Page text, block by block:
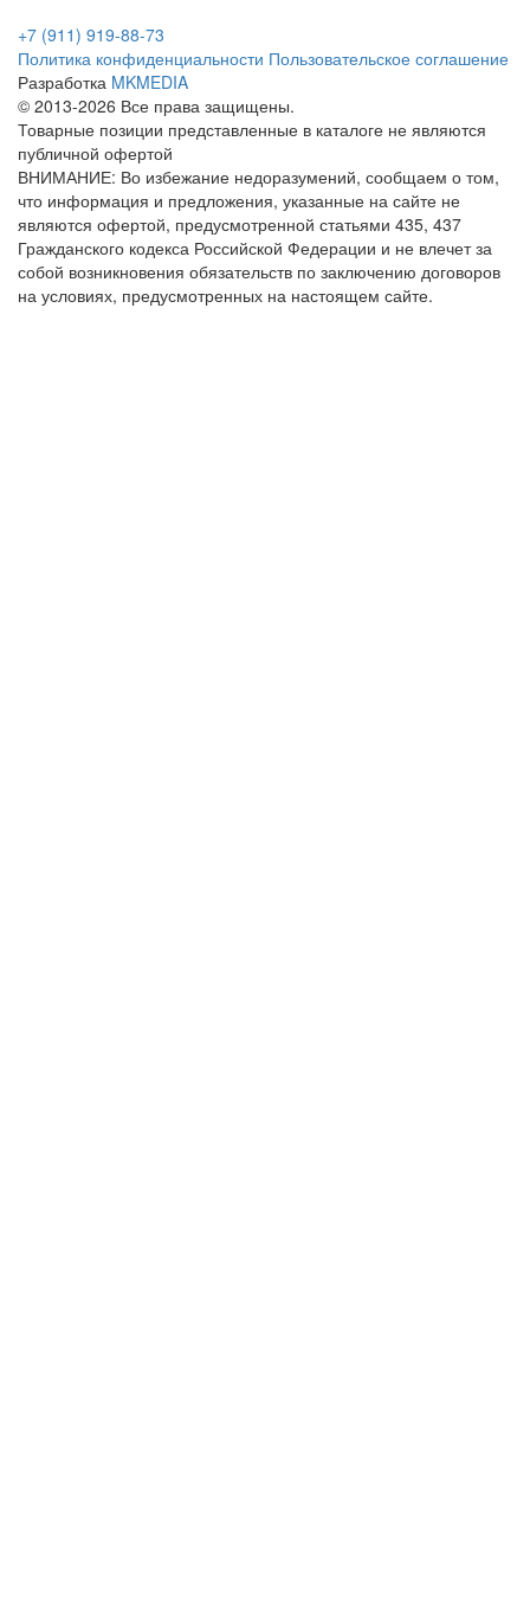
+7 (911) 919-88-73
Политика конфиденциальности Пользовательское соглашение
Разработка MKMEDIA
© 2013-2026 Все права защищены.
Товарные позиции представленные в каталоге не являются
публичной офертой
ВНИМАНИЕ: Во избежание недоразумений, сообщаем о том,
что информация и предложения, указанные на сайте не
являются офертой, предусмотренной статьями 435, 437
Гражданского кодекса Российской Федерации и не влечет за
собой возникновения обязательств по заключению договоров
на условиях, предусмотренных на настоящем сайте.